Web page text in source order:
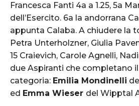
Francesca Fanti 4a a 1.25, 5a
dell’Esercito. 6a la andorrana
appunta Calaba. A chiudere la
Petra Unterholzner, Giulia
15 Craievich, Carole Agnelli,
due Aspiranti che completano
categoria: Emilia Mondinelli
ed Emma Wieser del Wipptal